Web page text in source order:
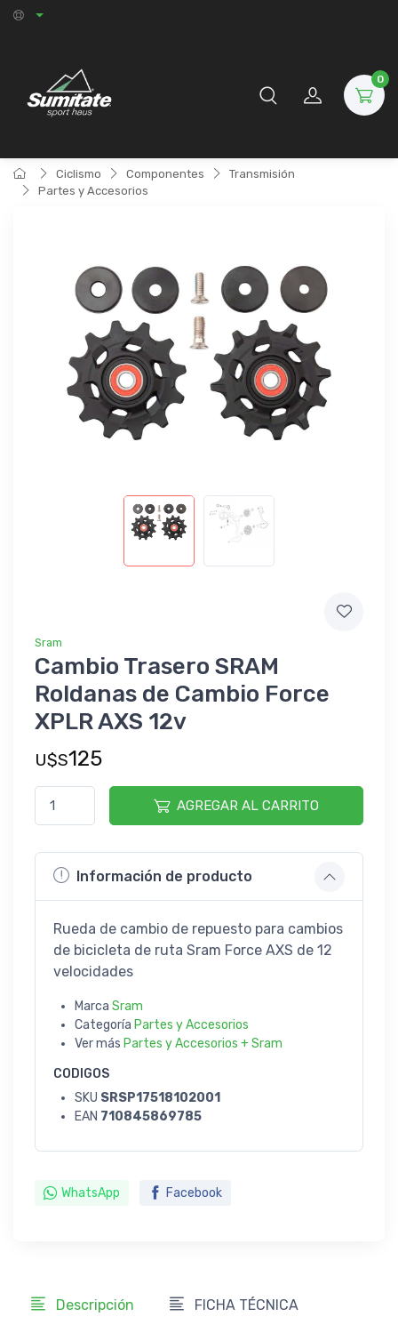
0
Ciclismo Componentes
Transmisión
Partes y Accesorios
Sram
Cambio Trasero SRAM
Roldanas de Cambio Force
XPLR AXS 12v
U$S125
AGREGAR AL CARRITO
Información de producto
Rueda de cambio de repuesto para cambios
de bicicleta de ruta Sram Force AXS de 12
velocidades
Marca Sram
Categoría Partes y Accesorios
Ver más Partes y Accesorios + Sram
CODIGOS
SKU SRSP17518102001
EAN 710845869785
WhatsApp Facebook
Descripción FICHA TÉCNICA